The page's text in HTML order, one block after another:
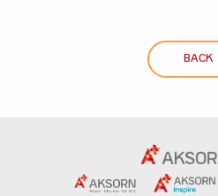
BACK